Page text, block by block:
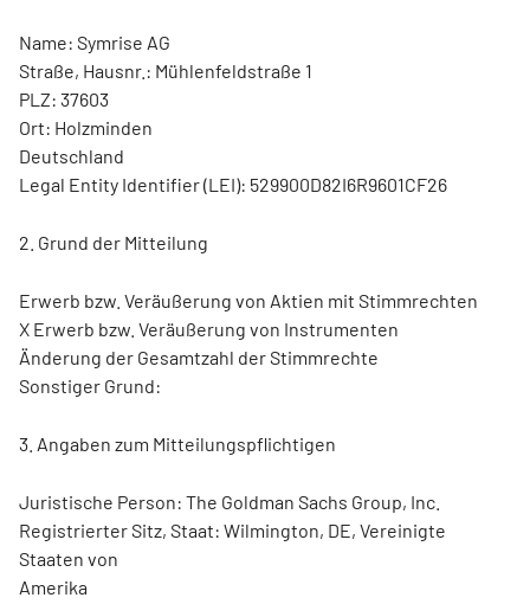
Name: Symrise AG
Straße, Hausnr.: Mühlenfeldstraße 1
PLZ: 37603
Ort: Holzminden
Deutschland
Legal Entity Identifier (LEI): 529900D82I6R9601CF26
2. Grund der Mitteilung
Erwerb bzw. Veräußerung von Aktien mit Stimmrechten
X Erwerb bzw. Veräußerung von Instrumenten
Änderung der Gesamtzahl der Stimmrechte
Sonstiger Grund:
3. Angaben zum Mitteilungspflichtigen
Juristische Person: The Goldman Sachs Group, Inc.
Registrierter Sitz, Staat: Wilmington, DE, Vereinigte
Staaten von
Amerika